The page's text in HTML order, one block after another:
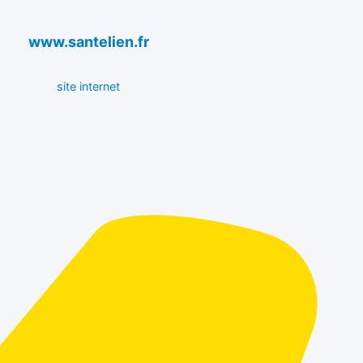
www.santelien.fr
site internet